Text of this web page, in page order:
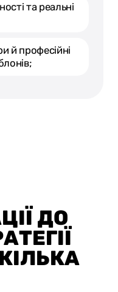
та реальні
й професійні
ДО